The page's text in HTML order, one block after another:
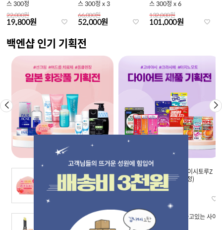
스 300정
22,000원
19,800원
스 300정 x 3
66,000원
52,000원
스 300정 x 6
132,000원
101,000원
백엔샵 인기 기획전
엉덩이비누 복숭아향
9,000원
[DHC] 약용 립크림
[고바야시]나이시토루Z
(315정/420정)
71,000원
[신야효소] 자고있는 사이
에